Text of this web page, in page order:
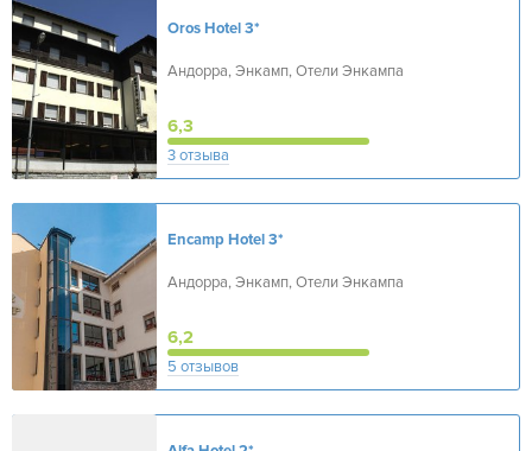
Oros Hotel3*
Андорра, Энкамп, Отели Энкампа
6,3
3 отзыва
Encamp Hotel3*
Андорра, Энкамп, Отели Энкампа
6,2
5 отзывов